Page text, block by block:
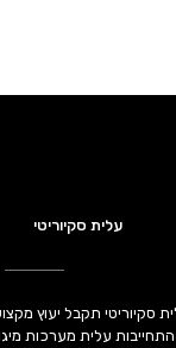
עלית סקיוריטי
סקיוריטי תקבל יעוץ
התחייבות עלית מערכות